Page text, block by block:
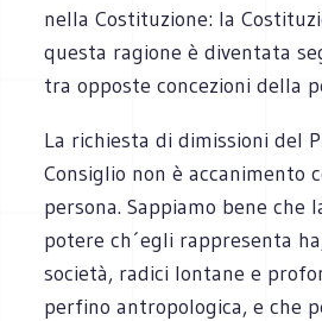
nella Costituzione: la
questa ragione è diventata
tra opposte concezioni della
La richiesta di dimissioni del
Consiglio non è accanimento
persona. Sappiamo bene che
potere ch´egli rappresenta
società, radici lontane e
perfino antropologica, e che